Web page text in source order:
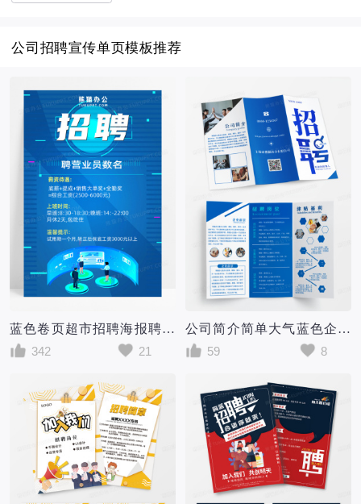
公司招聘宣传单页模板推荐
蓝色卷页超市招聘海报聘营业员公司商店招聘宣传单
342
21
公司简介简单大气蓝色企业招聘三折页宣传单
59
8